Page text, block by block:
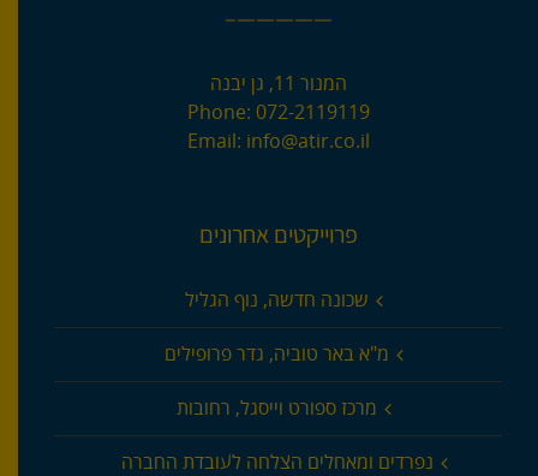
—————–
המנור 11, גן יבנה
Phone: 072-2119119
Email: info@atir.co.il
פרוייקטים אחרונים
שכונה חדשה, נוף הגליל
מ"א באר טוביה, גדר פרופילים
מרכז ספורט וייסגל, רחובות
נפרדים ומאחלים הצלחה לעובדת החברה